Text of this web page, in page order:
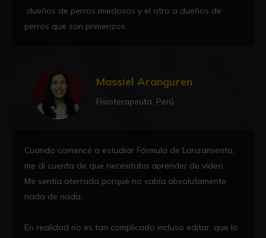
dueños de perros miedosos y el otro a dueños de
perros que son primerizos.
Massiel Aranguren
Fisioterapeuta, Perú
Cuando comencé a estudiar Fórmula de Lanzamiento,
me di cuenta de que necesitaba aprender de vídeo.
Me sentía aterrada porque no sabía absolutamente
nada de nada.
En realidad no es tan complicado incluso editar, que lo